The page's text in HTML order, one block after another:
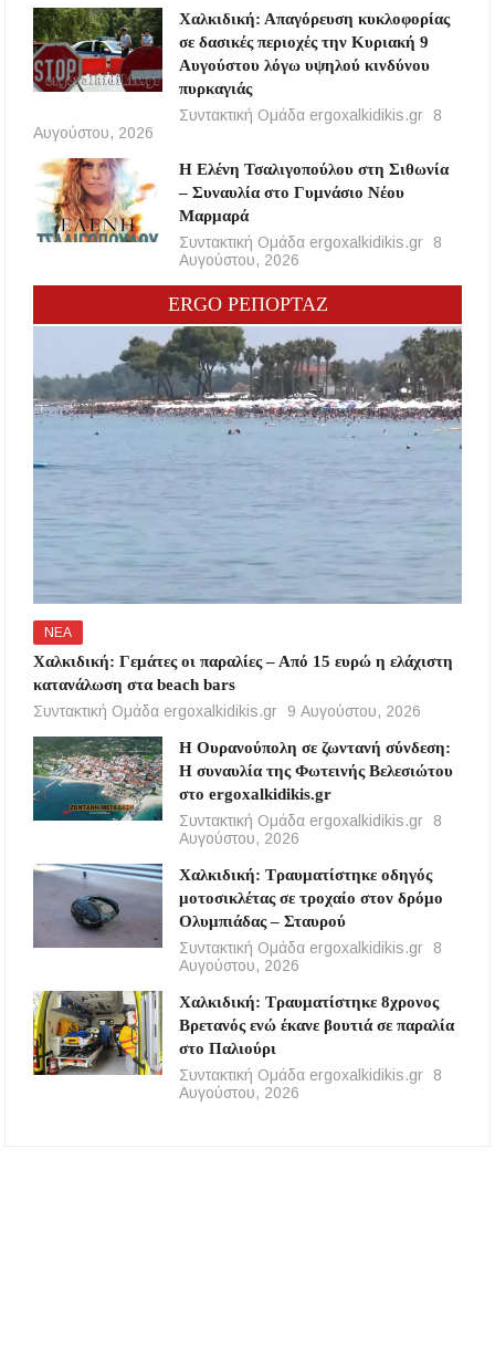
Χαλκιδική: Απαγόρευση κυκλοφορίας
σε δασικές περιοχές την Κυριακή 9
Αυγούστου λόγω υψηλού κινδύνου
πυρκαγιάς
Συντακτική Ομάδα ergoxalkidikis.gr
8
Αυγούστου, 2026
Η Ελένη Τσαλιγοπούλου στη Σιθωνία
– Συναυλία στο Γυμνάσιο Νέου
Μαρμαρά
Συντακτική Ομάδα ergoxalkidikis.gr
8
Αυγούστου, 2026
ERGO ΡΕΠΟΡΤΑΖ
ΝΕΑ
Χαλκιδική: Γεμάτες οι παραλίες – Από 15 ευρώ η ελάχιστη
κατανάλωση στα beach bars
Συντακτική Ομάδα ergoxalkidikis.gr
9 Αυγούστου, 2026
Η Ουρανούπολη σε ζωντανή σύνδεση:
Η συναυλία της Φωτεινής Βελεσιώτου
στο ergoxalkidikis.gr
Συντακτική Ομάδα ergoxalkidikis.gr
8
Αυγούστου, 2026
Χαλκιδική: Τραυματίστηκε οδηγός
μοτοσικλέτας σε τροχαίο στον δρόμο
Ολυμπιάδας – Σταυρού
Συντακτική Ομάδα ergoxalkidikis.gr
8
Αυγούστου, 2026
Χαλκιδική: Τραυματίστηκε 8χρονος
Βρετανός ενώ έκανε βουτιά σε παραλία
στο Παλιούρι
Συντακτική Ομάδα ergoxalkidikis.gr
8
Αυγούστου, 2026